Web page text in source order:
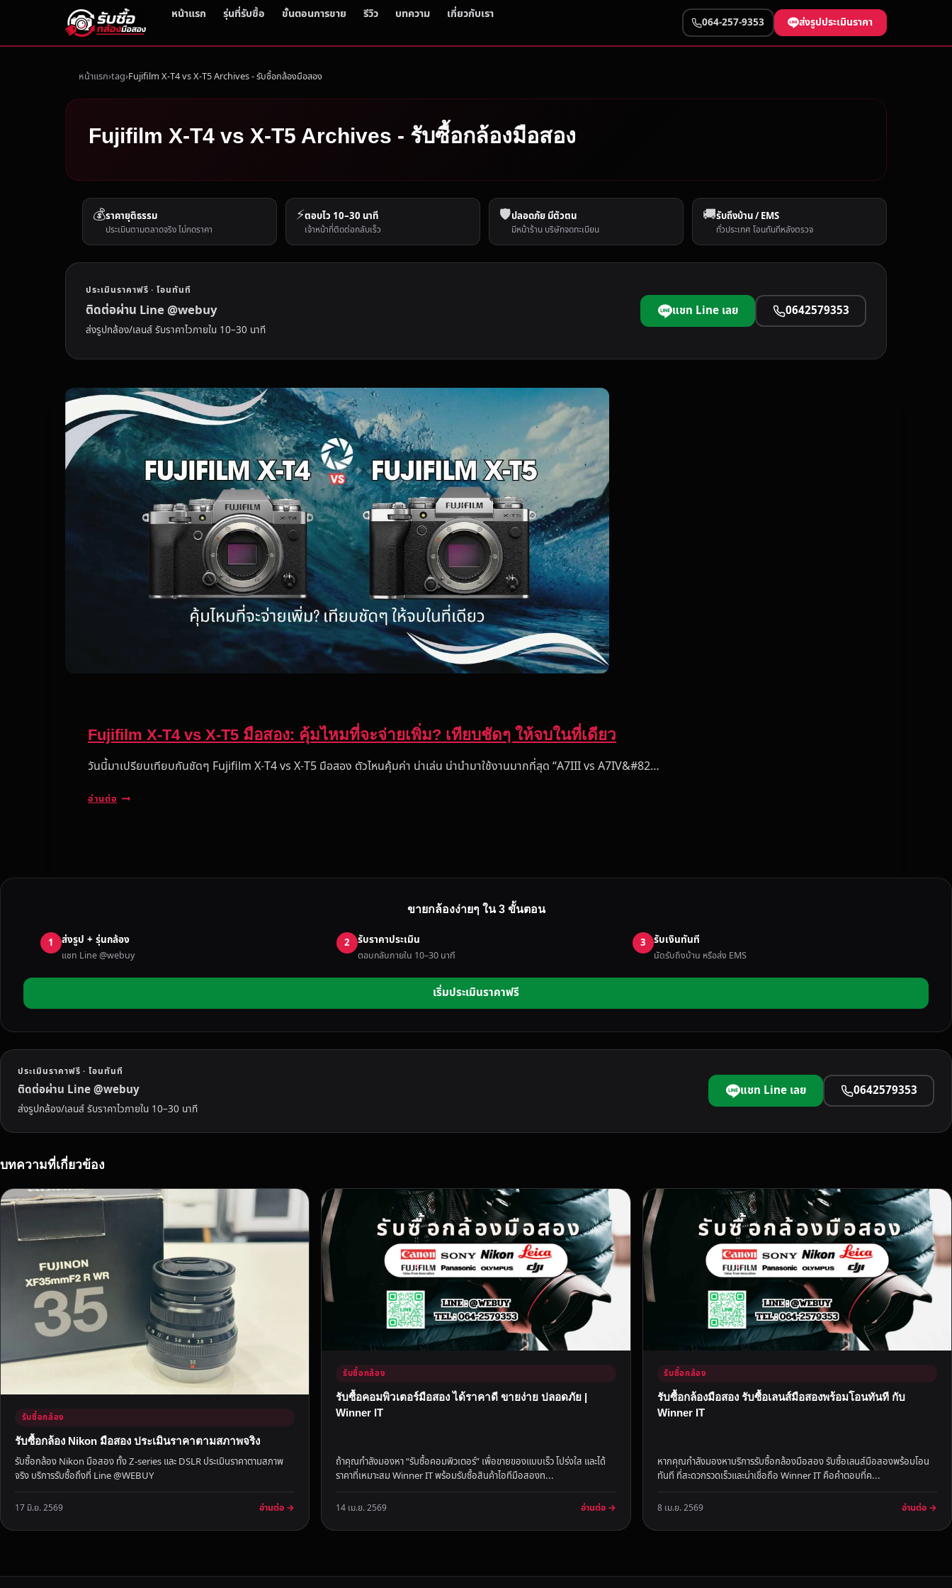
หน้าแรก รุ่นที่รับซื้อ ขั้นตอนการขาย รีวิว บทความ เกี่ยวกับเรา
064-257-9353 ส่งรูปประเมินราคา
หน้าแรก tag Fujifilm X-T4 vs X-T5 Archives - รับซื้อกล้องมือสอง
Fujifilm X-T4 vs X-T5 Archives - รับซื้อกล้องมือสอง
💰ราคายุติธรรม
ประเมินตามตลาดจริง ไม่กดราคา
⚡ตอบไว 10–30 นาที
เจ้าหน้าที่ติดต่อกลับเร็ว
🛡️ปลอดภัย มีตัวตน
มีหน้าร้าน บริษัทจดทะเบียน
🚚รับถึงบ้าน / EMS
ทั่วประเทศ โอนทันทีหลังตรวจ
ประเมินราคาฟรี · โอนทันที
ติดต่อผ่าน Line @webuy
ส่งรูปกล้อง/เลนส์ รับราคาไวภายใน 10–30 นาที
แชท Line เลย 0642579353
Fujifilm X-T4 vs X-T5 มือสอง: คุ้มไหมที่จะจ่ายเพิ่ม? เทียบชัดๆ ให้จบในที่เดียว
วันนี้มาเปรียบเทียบกันชัดๆ Fujifilm X-T4 vs X-T5 มือสอง ตัวไหนคุ้มค่า น่าเล่น น่านำมาใช้งานมากที่สุด “A7III vs A7IV&#82…
อ่านต่อ
I
-
T
4
S
5
มื
อ
คุ้
ม
ย
ม
ที
ย
บ
ชั
ๆ
จ
ขายกล้องง่ายๆ ใน 3 ขั้นตอน
1 ส่งรูป + รุ่นกล้อง
แชท Line @webuy
2 รับราคาประเมิน
ตอบกลับภายใน 10–30 นาที
3 รับเงินทันที
นัดรับถึงบ้าน หรือส่ง EMS
เริ่มประเมินราคาฟรี
ประเมินราคาฟรี · โอนทันที
ติดต่อผ่าน Line @webuy
ส่งรูปกล้อง/เลนส์ รับราคาไวภายใน 10–30 นาที
แชท Line เลย 0642579353
บทความที่เกี่ยวข้อง
รับซื้อกล้อง
รับซื้อกล้อง Nikon มือสอง ประเมินราคาตามสภาพจริง
รับซื้อกล้อง Nikon มือสอง ทั้ง Z-series และ DSLR ประเมินราคาตามสภาพ
จริง บริการรับซื้อถึงที่ Line @WEBUY
17 มิ.ย. 2569 อ่านต่อ →
รับซื้อกล้อง
รับซื้อคอมพิวเตอร์มือสอง ได้ราคาดี ขายง่าย ปลอดภัย |
Winner IT
ถ้าคุณกำลังมองหา “รับซื้อคอมพิวเตอร์” เพื่อขายของแบบเร็ว โปร่งใส และได้
ราคาที่เหมาะสม Winner IT พร้อมรับซื้อสินค้าไอทีมือสองท...
14 เม.ย. 2569 อ่านต่อ →
รับซื้อกล้อง
รับซื้อกล้องมือสอง รับซื้อเลนส์มือสองพร้อมโอนทันที กับ
Winner IT
หากคุณกำลังมองหาบริการรับซื้อกล้องมือสอง รับซื้อเลนส์มือสองพร้อมโอน
ทันที ที่สะดวกรวดเร็วและน่าเชื่อถือ Winner IT คือคำตอบที่ค...
8 เม.ย. 2569 อ่านต่อ →